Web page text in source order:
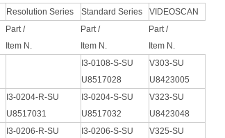
Resolution Series Standard Series VIDEOSCAN
Part /
Item N.
Part /
Item N.
Part /
Item N.
I3-0108-S-SU
U8517028
V303-SU
U8423005
I3-0204-R-SU
U8517031
I3-0204-S-SU
U8517032
V323-SU
U8423048
I3-0206-R-SU
I3-0206-S-SU
V325-SU